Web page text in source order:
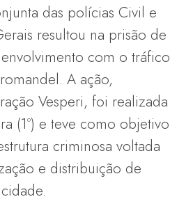
das polícias Civil e
resultou na prisão de
com o tráfico
A ação,
Vesperi, foi realizada
(1º) e teve como objetivo
criminosa voltada
e distribuição de